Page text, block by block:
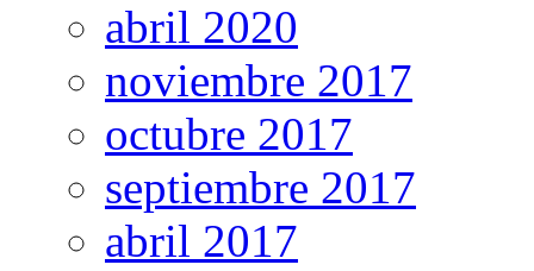
abril 2020
noviembre 2017
octubre 2017
septiembre 2017
abril 2017